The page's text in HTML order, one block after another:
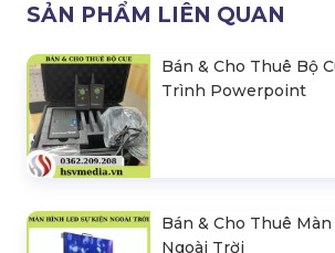
SẢN PHẨM LIÊN QUAN
Bán & Cho Thuê Bộ
Trình Powerpoint
Bán & Cho Thuê
Ngoài Trời